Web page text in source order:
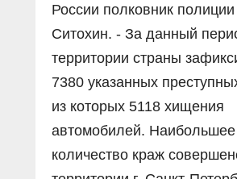
России полковник
Ситохин. - За данный
территории страны
7380 указанных
из которых 5118 хищения
автомобилей. Наибольшее
количество краж